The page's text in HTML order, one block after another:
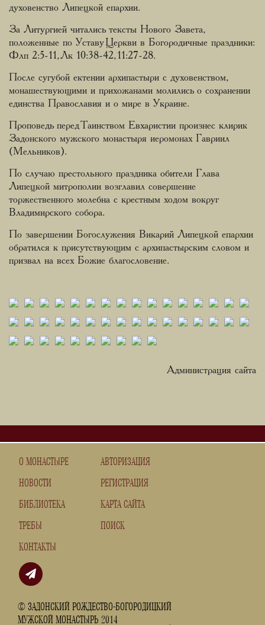
духовенство Липецкой епархии.
За Литургией читались тексты Нового Завета,
положенные по Уставу Церкви в Богородичные праздники:
Флп 2:5-11, Лк 10:38-42, 11:27-28.
После сугубой ектении архипастыри с духовенством,
монашествующими и прихожанами молились о сохранении
единства Православия и о мире в Украине.
Проповедь перед Таинством Евхаристии произнес клирик
Задонского мужского монастыря иеромонах Гавриил
(Мельников).
По случаю престольного праздника обители Глава
Липецкой митрополии возглавил совершение
торжественного молебна с крестным ходом вокруг
Владимирского собора.
По завершении Богослужения Викарий Липецкой епархии
обратился к присутствующим с архипастырским словом и
призвал на всех Божие благословение.
Администрация сайта
О МОНАСТЫРЕ
НОВОСТИ
БИБЛИОТЕКА
ТРЕБЫ
КОНТАКТЫ
© ЗАДОНСКИЙ РОЖДЕСТВО-БОГОРОДИЦКИЙ
МУЖСКОЙ МОНАСТЫРЬ 2014
АВТОРИЗАЦИЯ
РЕГИСТРАЦИЯ
КАРТА САЙТА
ПОИСК